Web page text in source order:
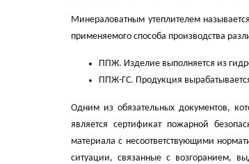
Минераловатным утеплителем
применяемого способа производства
ППЖ. Изделие выполняется из
ППЖ-ГС. Продукция
Одним из обязательных документов,
является сертификат пожарной
материала с несоответствующими
ситуации, связанные с возгоранием,